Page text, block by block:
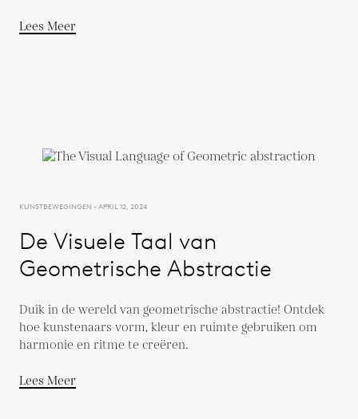
Lees Meer
KUNSTBEWEGINGEN - APRIL 12, 2024
De Visuele Taal van
Geometrische Abstractie
Duik in de wereld van geometrische abstractie! Ontdek
hoe kunstenaars vorm, kleur en ruimte gebruiken om
harmonie en ritme te creëren.
Lees Meer